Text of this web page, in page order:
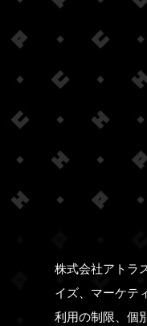
株式会社アトラ
イズ、マーケテ
利用の制限、個